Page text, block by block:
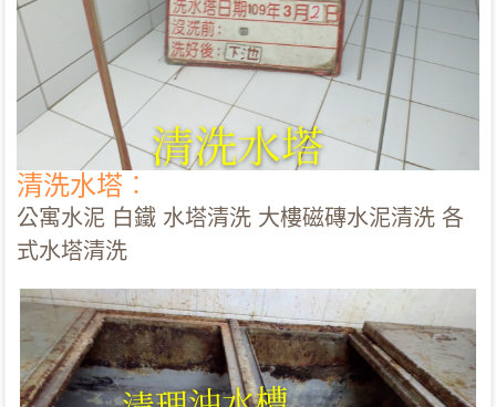
清洗水塔︰
公寓水泥 白鐵 水塔清洗 大樓磁磚水泥清洗 各
式水塔清洗